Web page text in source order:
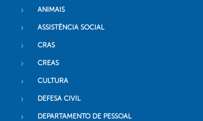
ANIMAIS
ASSISTÊNCIA SOCIAL
CRAS
CREAS
CULTURA
DEFESA CIVIL
DEPARTAMENTO DE PESSOAL